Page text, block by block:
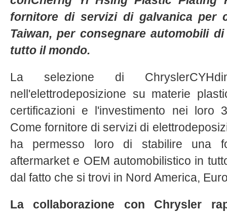
fornitore di servizi di galvanica per
Taiwan, per consegnare automobili
tutto il mondo.
La selezione di
nell'elettrodeposizione su materie
certificazioni e l'investimento nei loro
Come fornitore di servizi di
ha permesso loro di stabilire una
aftermarket e OEM automobilistico in
dal fatto che si trovi in ​​Nord America,
La collaborazione con Chrysler